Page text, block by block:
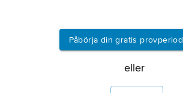
Påbörja din gratis provperiod
eller